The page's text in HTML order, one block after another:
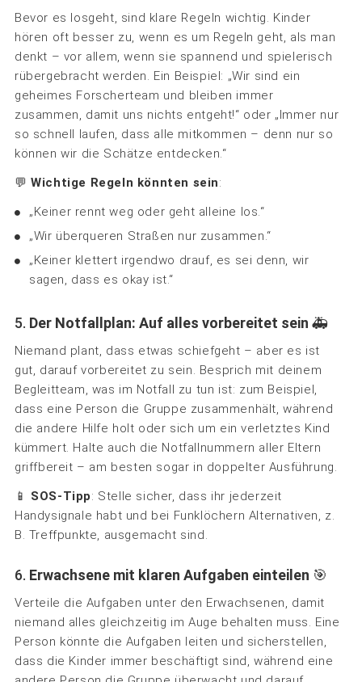
Bevor es losgeht, sind klare Regeln wichtig. Kinder
hören oft besser zu, wenn es um Regeln geht, als man
denkt – vor allem, wenn sie spannend und spielerisch
rübergebracht werden. Ein Beispiel: „Wir sind ein
geheimes Forscherteam und bleiben immer
zusammen, damit uns nichts entgeht!“ oder „Immer nur
so schnell laufen, dass alle mitkommen – denn nur so
können wir die Schätze entdecken.“
💬Wichtige Regeln könnten sein:
„Keiner rennt weg oder geht alleine los.“
„Wir überqueren Straßen nur zusammen.“
„Keiner klettert irgendwo drauf, es sei denn, wir
sagen, dass es okay ist.“
5. Der Notfallplan: Auf alles vorbereitet sein 🚑
Niemand plant, dass etwas schiefgeht – aber es ist
gut, darauf vorbereitet zu sein. Besprich mit deinem
Begleitteam, was im Notfall zu tun ist: zum Beispiel,
dass eine Person die Gruppe zusammenhält, während
die andere Hilfe holt oder sich um ein verletztes Kind
kümmert. Halte auch die Notfallnummern aller Eltern
griffbereit – am besten sogar in doppelter Ausführung.
📱 SOS-Tipp: Stelle sicher, dass ihr jederzeit
Handysignale habt und bei Funklöchern Alternativen, z.
B. Treffpunkte, ausgemacht sind.
6. Erwachsene mit klaren Aufgaben einteilen 🎯
Verteile die Aufgaben unter den Erwachsenen, damit
niemand alles gleichzeitig im Auge behalten muss. Eine
Person könnte die Aufgaben leiten und sicherstellen,
dass die Kinder immer beschäftigt sind, während eine